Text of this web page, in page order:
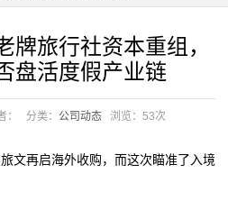
成交额4011.59万元，后市是否有
冬季电器安全隐患不可小觑
融资买入5842.88万元，融资余额
牌旅行社资本重组，
盘活度假产业链
： 分类： 公司动态 浏览： 53次
文再启海外收购，而这次瞄准了入境